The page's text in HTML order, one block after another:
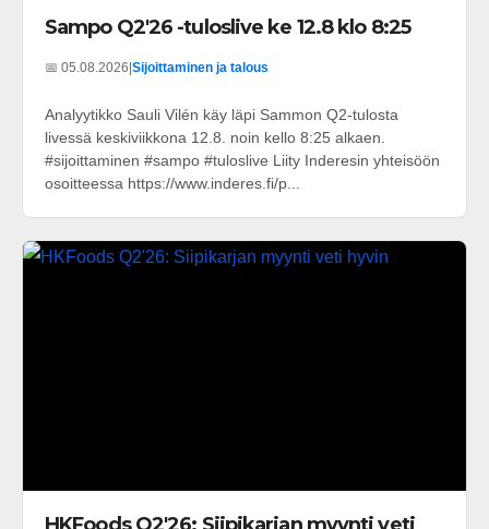
Sampo Q2'26 -tuloslive ke 12.8 klo 8:25
📅 05.08.2026 Sijoittaminen ja talous
Analyytikko Sauli Vilén käy läpi Sammon Q2-tulosta
livessä keskiviikkona 12.8. noin kello 8:25 alkaen.
#sijoittaminen #sampo #tuloslive Liity Inderesin yhteisöön
osoitteessa https://www.inderes.fi/p...